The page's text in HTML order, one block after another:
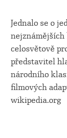
Jednalo se o
celosvětově
představitel
národního
filmových
wikipedia.org